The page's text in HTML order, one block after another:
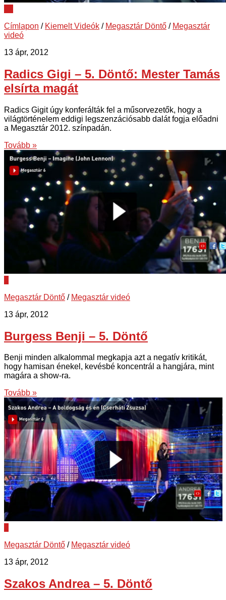
Címlapon / Kiemelt Videók / Megasztár Döntő / Megasztár
videó
13 ápr, 2012
Radics Gigi – 5. Döntő: Mester Tamás
elsírta magát
Radics Gigit úgy konferálták fel a műsorvezetők, hogy a
világtörténelem eddigi legszenzációsabb dalát fogja előadni
a Megasztár 2012. színpadán.
Tovább »
Megasztár Döntő / Megasztár videó
13 ápr, 2012
Burgess Benji – 5. Döntő
Benji minden alkalommal megkapja azt a negatív kritikát,
hogy hamisan énekel, kevésbé koncentrál a hangjára, mint
magára a show-ra.
Tovább »
Megasztár Döntő / Megasztár videó
13 ápr, 2012
Szakos Andrea – 5. Döntő